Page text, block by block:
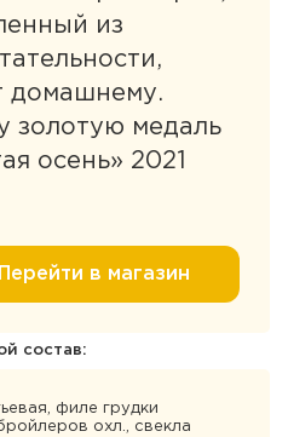
из
домашнему.
золотую медаль
осень» 2021
Перейти в магазин
состав:
филе грудки
охл., свекла